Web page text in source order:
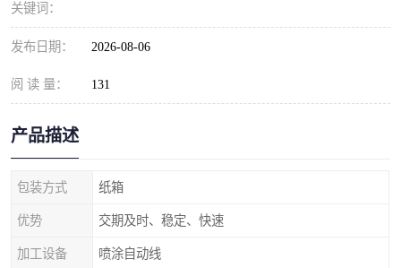
关键词：
发布日期： 2026-08-06
阅 读 量： 131
产品描述
包装方式 纸箱
优势 交期及时、稳定、快速
加工设备 喷涂自动线